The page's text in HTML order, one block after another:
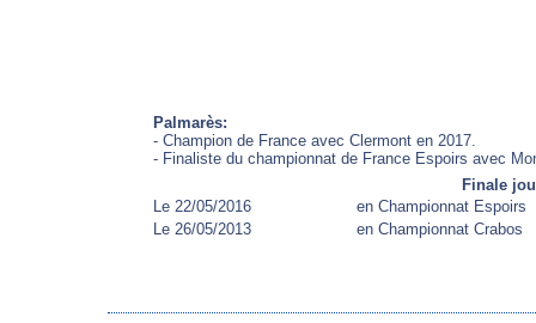
Palmarès:
- Champion de France avec Clermont en 2017.
- Finaliste du championnat de France Espoirs avec
Finale
Le 22/05/2016
en Championnat Espoirs
Le 26/05/2013
en Championnat Crabos